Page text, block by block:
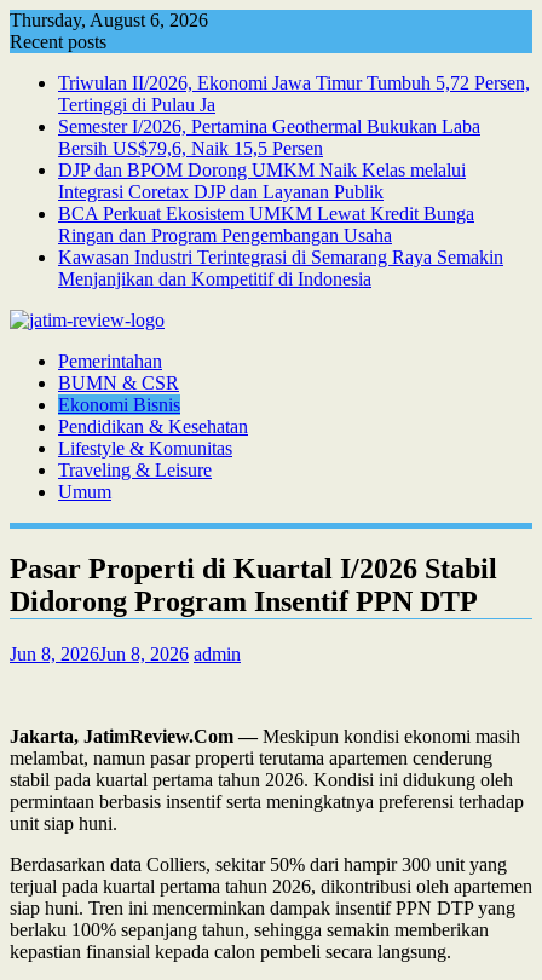
Skip
to
Thursday, August 6, 2026
Recent posts
Triwulan II/2026, Ekonomi Jawa Timur Tumbuh 5,72 Persen,
Tertinggi di Pulau Ja
Semester I/2026, Pertamina Geothermal Bukukan Laba
Bersih US$79,6, Naik 15,5 Persen
DJP dan BPOM Dorong UMKM Naik Kelas melalui
Integrasi Coretax DJP dan Layanan Publik
BCA Perkuat Ekosistem UMKM Lewat Kredit Bunga
Ringan dan Program Pengembangan Usaha
Kawasan Industri Terintegrasi di Semarang Raya Semakin
Menjanjikan dan Kompetitif di Indonesia
Pemerintahan
BUMN & CSR
Ekonomi Bisnis
Pendidikan & Kesehatan
Lifestyle & Komunitas
Traveling & Leisure
Umum
Pasar Properti di Kuartal I/2026 Stabil
Didorong Program Insentif PPN DTP
Jun 8, 2026Jun 8, 2026 admin
Jakarta, JatimReview.Com —Meskipun kondisi ekonomi masih
melambat, namun pasar properti terutama apartemen cenderung
stabil pada kuartal pertama tahun 2026. Kondisi ini didukung oleh
permintaan berbasis insentif serta meningkatnya preferensi terhadap
unit siap huni.
Berdasarkan data Colliers, sekitar 50% dari hampir 300 unit yang
terjual pada kuartal pertama tahun 2026, dikontribusi oleh apartemen
siap huni. Tren ini mencerminkan dampak insentif PPN DTP yang
berlaku 100% sepanjang tahun, sehingga semakin memberikan
kepastian finansial kepada calon pembeli secara langsung.